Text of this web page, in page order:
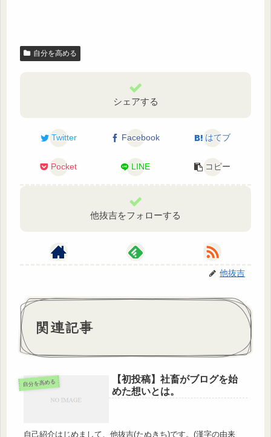
自分を高める
シェアする
Twitter Facebook はてブ
Pocket LINE コピー
他抜吉をフォローする
他抜吉
関連記事
自分を高める
【初投稿】社畜がブログを始
めた想いとは。
自己紹介はじめまして、他抜吉(たぬきち)です。(漢字の由来